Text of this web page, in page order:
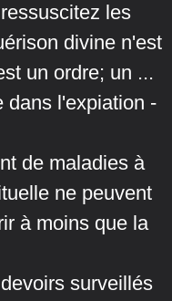
les
divine n'est
un ordre; un ...
dans l'expiation -
de maladies à
ne peuvent
à moins que la
surveillés